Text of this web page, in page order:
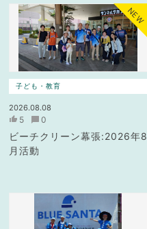
NEW
子ども・教育
2026.08.08
5 0
ビーチクリーン幕張:2026年8
月活動